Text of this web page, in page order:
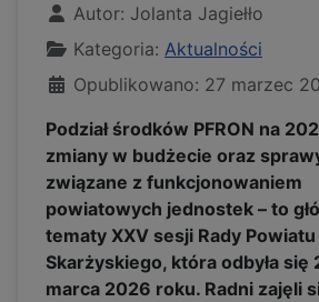
Autor: Jolanta Jagiełło
Kategoria: Aktualności
Opublikowano: 27 marzec
Podział środków PFRON na
zmiany w budżecie oraz
związane z funkcjonowaniem
powiatowych jednostek – to
tematy XXV sesji Rady Powiatu
Skarżyskiego, która odbyła się
marca 2026 roku. Radni zajęli